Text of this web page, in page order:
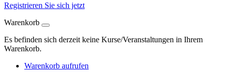
Registrieren Sie sich jetzt
Warenkorb
Es befinden sich derzeit keine Kurse/Veranstaltungen in Ihrem
Warenkorb.
Warenkorb aufrufen